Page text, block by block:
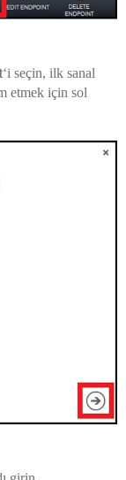
‘i seçin, ilk sanal
etmek için sol